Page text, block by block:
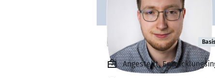
Lukas Büchele
Angestellt,